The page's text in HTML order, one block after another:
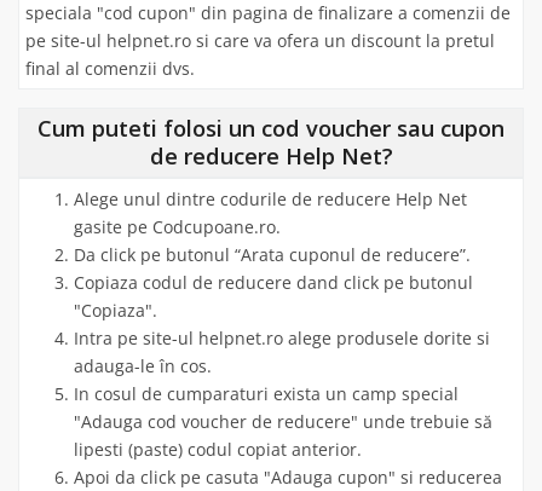
speciala "cod cupon" din pagina de finalizare a comenzii de
pe site-ul helpnet.ro si care va ofera un discount la pretul
final al comenzii dvs.
Cum puteti folosi un cod voucher sau cupon
de reducere Help Net?
Alege unul dintre codurile de reducere Help Net
gasite pe Codcupoane.ro.
Da click pe butonul “Arata cuponul de reducere”.
Copiaza codul de reducere dand click pe butonul
"Copiaza".
Intra pe site-ul helpnet.ro alege produsele dorite si
adauga-le în cos.
In cosul de cumparaturi exista un camp special
"Adauga cod voucher de reducere" unde trebuie să
lipesti (paste) codul copiat anterior.
Apoi da click pe casuta "Adauga cupon" si reducerea